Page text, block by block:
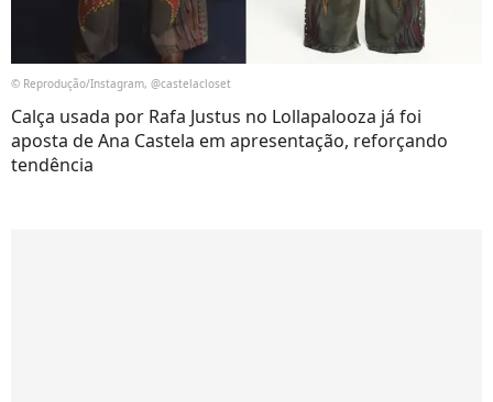
© Reprodução/Instagram, @castelacloset
Calça usada por Rafa Justus no Lollapalooza já foi
aposta de Ana Castela em apresentação, reforçando
tendência